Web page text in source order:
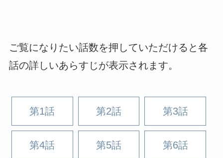
ご覧になりたい話数を押していただけると各
話の詳しいあらすじが表示されます。
第1話 第2話 第3話
第4話 第5話 第6話